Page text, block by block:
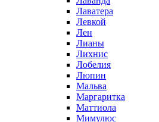
Лаватера
Левкой
Лен
Лианы
Лихнис
Лобелия
Люпин
Мальва
Маргаритка
Маттиола
Мимулюс